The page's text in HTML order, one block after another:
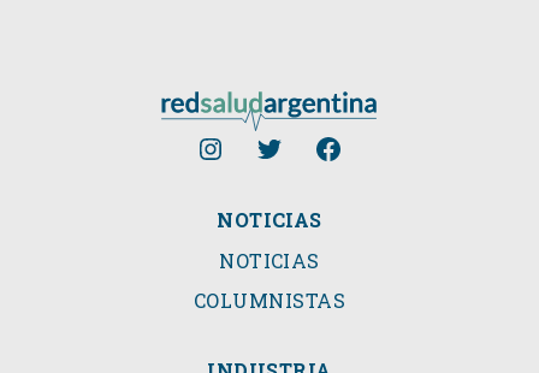
NOTICIAS
NOTICIAS
COLUMNISTAS